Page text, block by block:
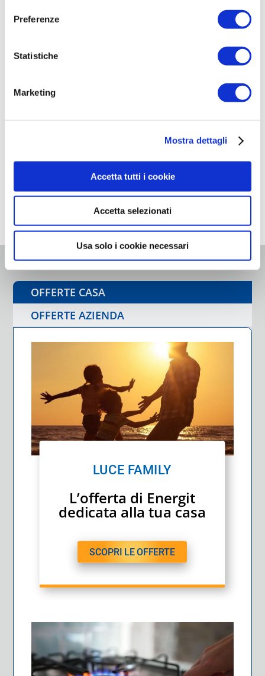
Preferenze
Statistiche
Marketing
Mostra dettagli
Accetta tutti i cookie
Accetta selezionati
Usa solo i cookie necessari
Articoli recenti
Quanto costa l’assicurazione grandine per i
Come proteggere i pannelli fotovoltaici dalla
OFFERTE CASA
OFFERTE AZIENDA
LUCE FAMILY
L’offerta di Energit
dedicata alla tua casa
SCOPRI LE OFFERTE